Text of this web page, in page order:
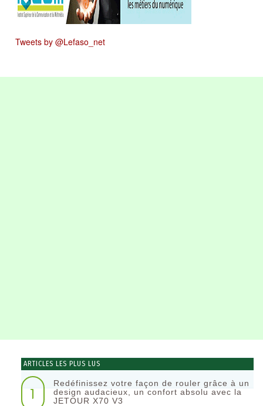
Tweets by @Lefaso_net
ARTICLES LES PLUS LUS
1
Redéfinissez votre façon de rouler grâce à un
design audacieux, un confort absolu avec la
JETOUR X70 V3